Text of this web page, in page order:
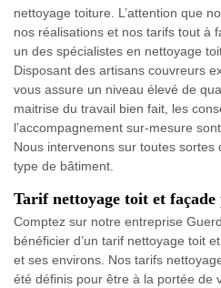
nettoyage toiture. L’attention que
nos réalisations et nos tarifs tout à
un des spécialistes en nettoyage
Disposant des artisans couvreurs
vous assure un niveau élevé de
maitrise du travail bien fait, les
l’accompagnement sur-mesure
Nous intervenons sur toutes sortes
type de bâtiment.
Tarif nettoyage toit et façade
Comptez sur notre entreprise
bénéficier d’un tarif nettoyage toit
et ses environs. Nos tarifs
été définis pour être à la portée de